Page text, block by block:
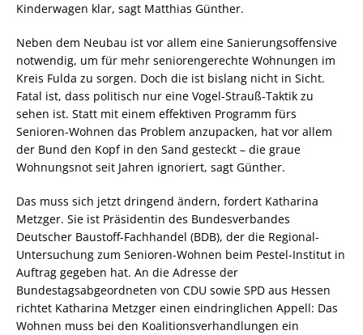
Kinderwagen klar, sagt Matthias Günther.
Neben dem Neubau ist vor allem eine Sanierungsoffensive
notwendig, um für mehr seniorengerechte Wohnungen im
Kreis Fulda zu sorgen. Doch die ist bislang nicht in Sicht.
Fatal ist, dass politisch nur eine Vogel-Strauß-Taktik zu
sehen ist. Statt mit einem effektiven Programm fürs
Senioren-Wohnen das Problem anzupacken, hat vor allem
der Bund den Kopf in den Sand gesteckt – die graue
Wohnungsnot seit Jahren ignoriert, sagt Günther.
Das muss sich jetzt dringend ändern, fordert Katharina
Metzger. Sie ist Präsidentin des Bundesverbandes
Deutscher Baustoff-Fachhandel (BDB), der die Regional-
Untersuchung zum Senioren-Wohnen beim Pestel-Institut in
Auftrag gegeben hat. An die Adresse der
Bundestagsabgeordneten von CDU sowie SPD aus Hessen
richtet Katharina Metzger einen eindringlichen Appell: Das
Wohnen muss bei den Koalitionsverhandlungen ein